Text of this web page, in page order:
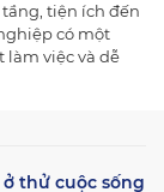
tiện ích đến
có một
làm việc và dễ
thử cuộc sống